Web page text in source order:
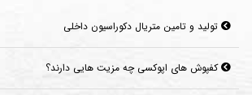
تولید و تامین متریال دکوراسیون داخلی
کفپوش های اپوکسی چه مزیت هایی دارند؟